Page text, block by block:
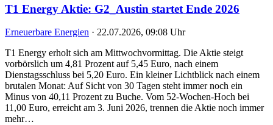
T1 Energy Aktie: G2_Austin startet Ende 2026
Erneuerbare Energien · 22.07.2026, 09:08 Uhr
T1 Energy erholt sich am Mittwochvormittag. Die Aktie steigt
vorbörslich um 4,81 Prozent auf 5,45 Euro, nach einem
Dienstagsschluss bei 5,20 Euro. Ein kleiner Lichtblick nach einem
brutalen Monat: Auf Sicht von 30 Tagen steht immer noch ein
Minus von 40,11 Prozent zu Buche. Vom 52-Wochen-Hoch bei
11,00 Euro, erreicht am 3. Juni 2026, trennen die Aktie noch immer
mehr…